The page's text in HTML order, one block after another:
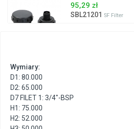
95,29 zł
SBL21201 SF Filter
Wymiary:
D1: 80.000
D2: 65.000
D7 FILET 1: 3/4"-BSP
H1: 75.000
H2: 52.000